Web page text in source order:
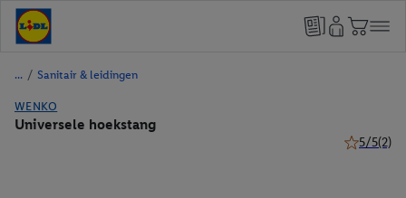
/ Sanitair & leidingen
WENKO
Universele hoekstang
5/5(2)